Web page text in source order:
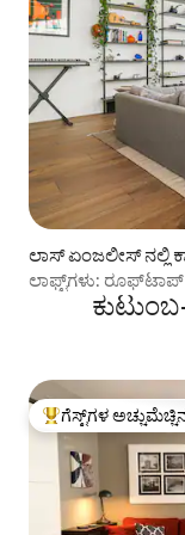
ಲಾಸ್ ಏಂಜಲೀಸ್ ನಲ್ಲಿ
ಲಾಫ್ಟ್‌ಗಳು:
ಗೆಸ್ಟ್‌ಗಳಿಗೆ ಅತಿ ಹೆಚ್ಚು
ಗೆಸ್ಟ್‌ಗಳ